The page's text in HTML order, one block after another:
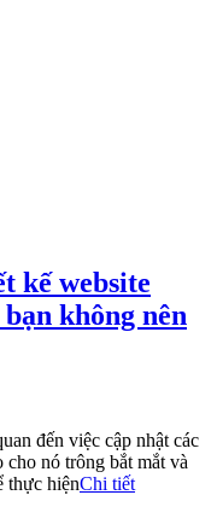
kế website
không nên
đến việc cập nhật các
nó trông bắt mắt và
thực hiệnChi tiết